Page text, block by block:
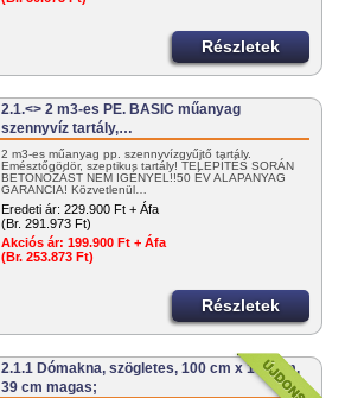
Részletek
2.1.<> 2 m3-es PE. BASIC műanyag
szennyvíz tartály,…
2 m3-es műanyag pp. szennyvízgyűjtő tartály.
Emésztőgödör, szeptikus tartály! TELEPÍTÉS SORÁN
BETONOZÁST NEM IGÉNYEL!!50 ÉV ALAPANYAG
GARANCIA! Közvetlenül…
Eredeti ár: 229.900 Ft + Áfa
(Br. 291.973 Ft)
Akciós ár: 199.900 Ft + Áfa
(Br. 253.873 Ft)
Részletek
2.1.1 Dómakna, szögletes, 100 cm x 100 cm,
39 cm magas;